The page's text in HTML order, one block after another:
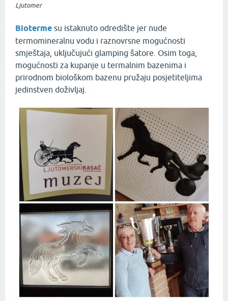
Ljutomer
Bioterme su istaknuto odredište jer nude
termomineralnu vodu i raznovrsne mogućnosti
smještaja, uključujući glamping šatore. Osim toga,
mogućnosti za kupanje u termalnim bazenima i
prirodnom biološkom bazenu pružaju posjetiteljima
jedinstven doživljaj.